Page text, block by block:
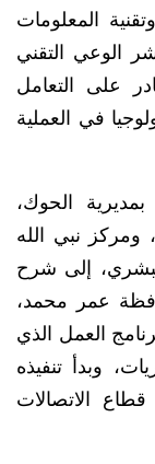
المعلومات
الوعي التقني
على التعامل
في العملية
الحوك،
ومركز نبي الله
إلى شرح
عمر محمد،
العمل الذي
وبدأ تنفيذه
الاتصالات